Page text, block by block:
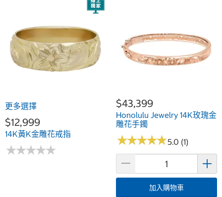
更多選擇
$12,999
14K黃K金雕花戒指
★★★★★
★★★★★
$43,399
Honolulu Jewelry 14K玫瑰金
雕花手鐲
★★★★★
★★★★★5.0 (1)
加入購物車